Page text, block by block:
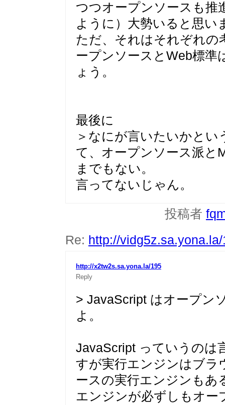
つつオープンソースも推
ように）大勢いると思い
ただ、それはそれぞれの
ープンソースとWeb標準
ょう。
最後に
＞なにが言いたいかと
て、オープンソース派と
までもない。
言ってないじゃん。
投稿者
Re: http://
http://x2tw2s.sa.yona.la/195
Reply
> JavaScript はオープン
よ。
JavaScript っていうのは
すが実行エンジンはブラ
ースの実行エンジンもあ
エンジンが必ずしもオー